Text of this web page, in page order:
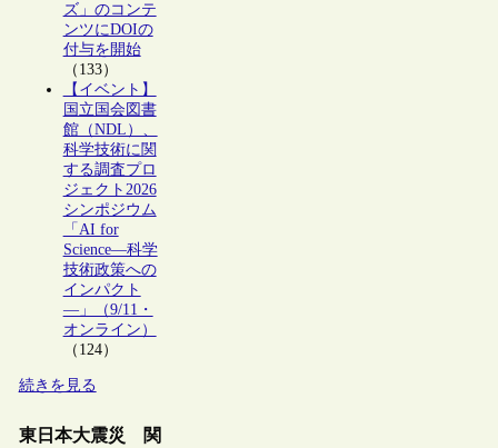
ズ」のコンテ
ンツにDOIの
付与を開始
（133）
【イベント】
国立国会図書
館（NDL）、
科学技術に関
する調査プロ
ジェクト2026
シンポジウム
「AI for
Science―科学
技術政策への
インパクト
―」（9/11・
オンライン）
（124）
続きを見る
東日本大震災 関